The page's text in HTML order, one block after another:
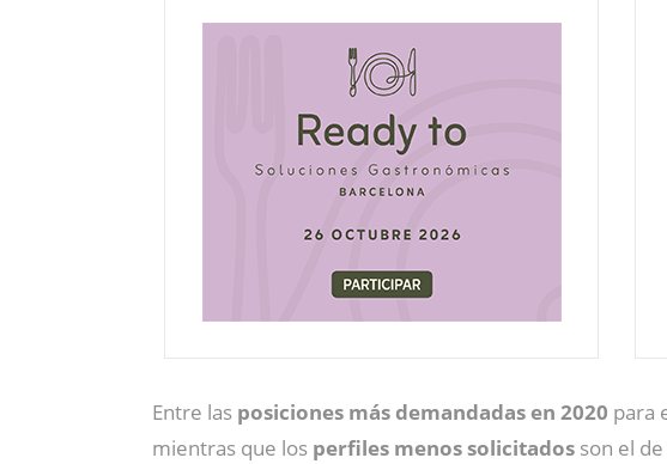
Entre las posiciones más demandadas en 2020 para
mientras que los perfiles menos solicitados son el de